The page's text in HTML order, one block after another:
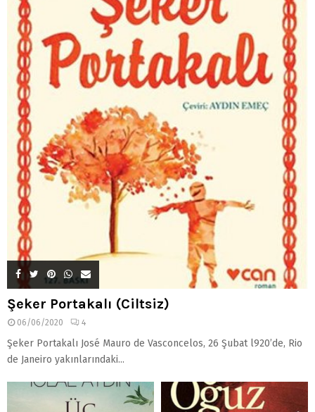
Şeker Portakalı (Ciltsiz)
06/06/2020 4
Şeker Portakalı José Mauro de Vasconcelos, 26 Şubat l920’de, Rio
de Janeiro yakınlarındaki...